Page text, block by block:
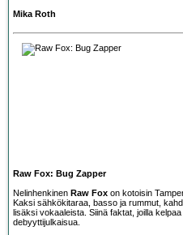
Mika Roth
Raw Fox: Bug Zapper
Nelinhenkinen Raw Fox on kotoisin
Kaksi sähkökitaraa, basso ja rummut,
lisäksi vokaaleista. Siinä faktat, joilla
debyyttijulkaisua.